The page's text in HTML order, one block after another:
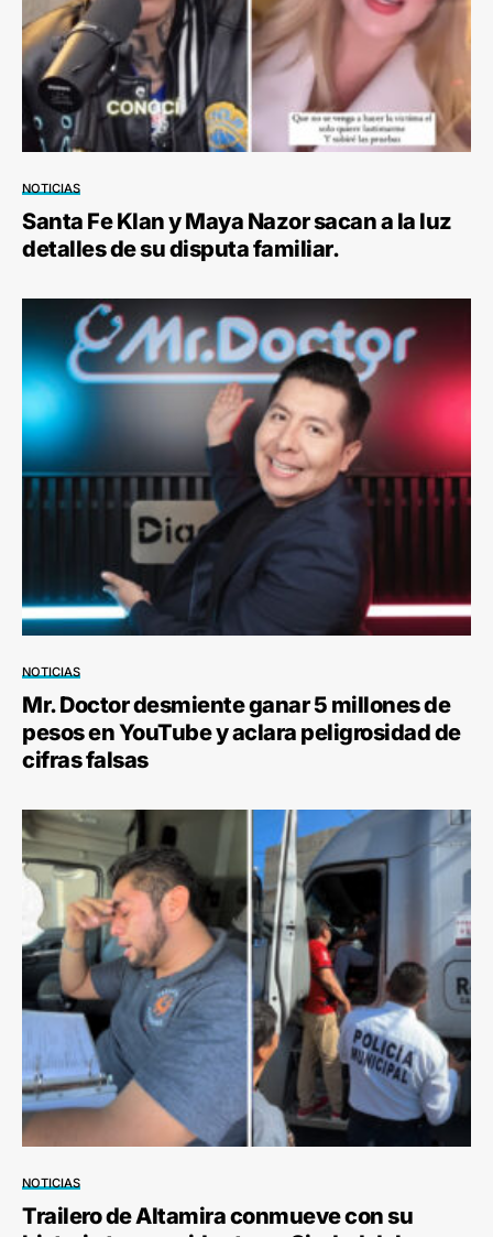
NOTICIAS
Santa Fe Klan y Maya Nazor sacan a la luz
detalles de su disputa familiar.
NOTICIAS
Mr. Doctor desmiente ganar 5 millones de
pesos en YouTube y aclara peligrosidad de
cifras falsas
NOTICIAS
Trailero de Altamira conmueve con su